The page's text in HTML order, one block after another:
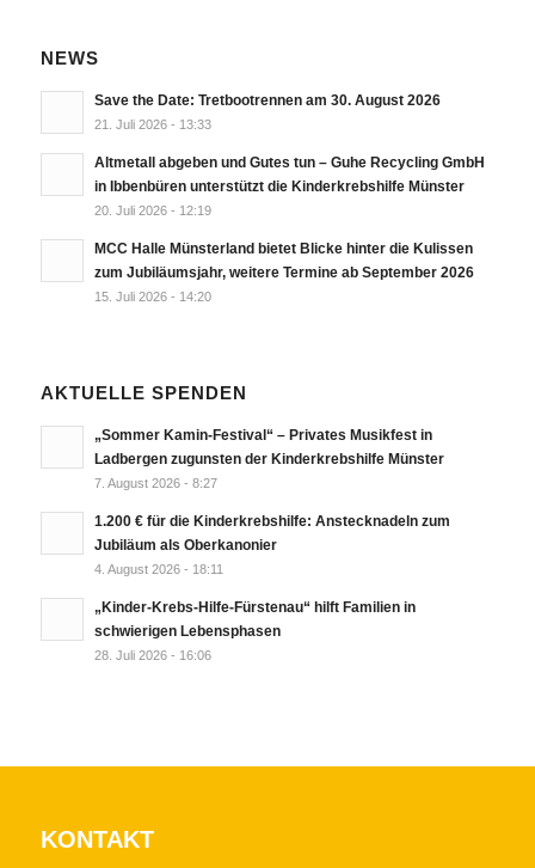
NEWS
Save the Date: Tretbootrennen am 30. August 2026
21. Juli 2026 - 13:33
Altmetall abgeben und Gutes tun – Guhe Recycling GmbH
in Ibbenbüren unterstützt die Kinderkrebshilfe Münster
20. Juli 2026 - 12:19
MCC Halle Münsterland bietet Blicke hinter die Kulissen
zum Jubiläumsjahr, weitere Termine ab September 2026
15. Juli 2026 - 14:20
AKTUELLE SPENDEN
„Sommer Kamin-Festival“ – Privates Musikfest in
Ladbergen zugunsten der Kinderkrebshilfe Münster
7. August 2026 - 8:27
1.200 € für die Kinderkrebshilfe: Anstecknadeln zum
Jubiläum als Oberkanonier
4. August 2026 - 18:11
„Kinder-Krebs-Hilfe-Fürstenau“ hilft Familien in
schwierigen Lebensphasen
28. Juli 2026 - 16:06
KONTAKT